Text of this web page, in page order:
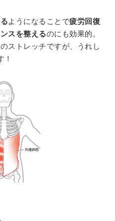
ようになることで疲労回復
スを整えるのにも効果的。
ストレッチですが、うれし
！